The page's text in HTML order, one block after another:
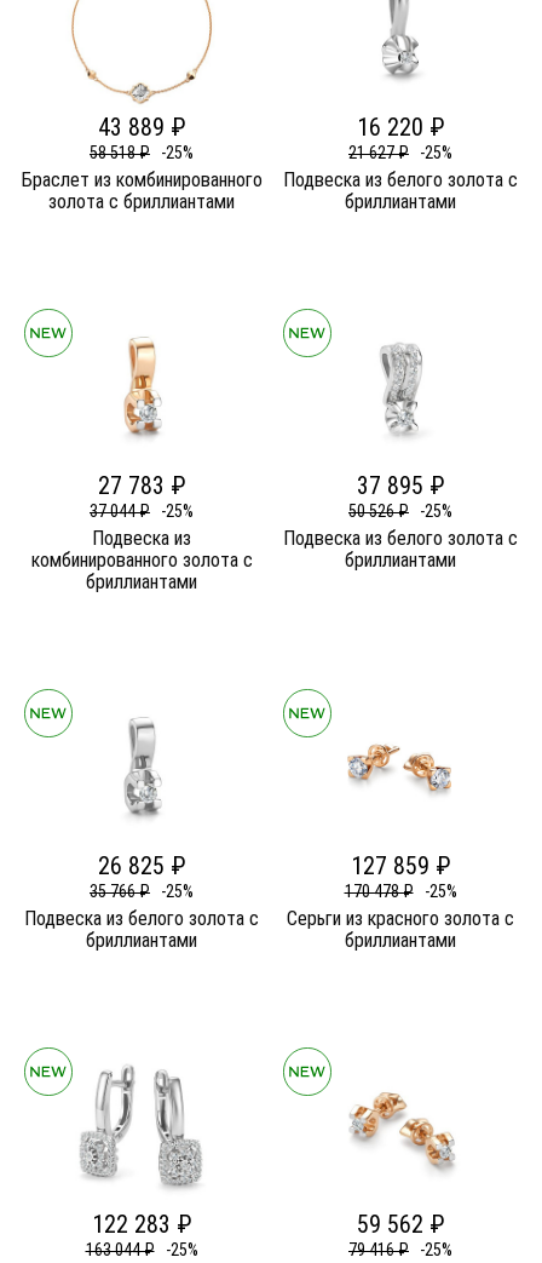
43 889 ₽
58 518 ₽ -25%
Браслет из комбинированного
золота c бриллиантами
16 220 ₽
21 627 ₽ -25%
Подвеска из белого золота c
бриллиантами
27 783 ₽
37 044 ₽ -25%
Подвеска из
комбинированного золота c
бриллиантами
37 895 ₽
50 526 ₽ -25%
Подвеска из белого золота c
бриллиантами
26 825 ₽
35 766 ₽ -25%
Подвеска из белого золота c
бриллиантами
127 859 ₽
170 478 ₽ -25%
Серьги из красного золота c
бриллиантами
122 283 ₽
163 044 ₽ -25%
59 562 ₽
79 416 ₽ -25%